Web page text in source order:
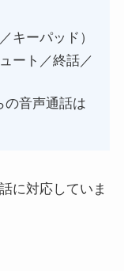
キーパッド）
ート／終話／
の音声通話は
に対応していま